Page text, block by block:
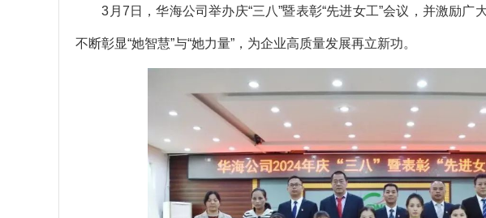
3月7日，华海公司举办庆“三八”暨表彰“先进女工”会议，并激励广
不断彰显“她智慧”与“她力量”，为企业高质量发展再立新功。